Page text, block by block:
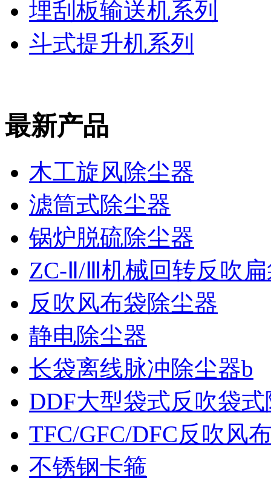
埋刮板输送机系列
斗式提升机系列
最新产品
木工旋风除尘器
滤筒式除尘器
锅炉脱硫除尘器
ZC-Ⅱ/Ⅲ机械回转反吹
反吹风布袋除尘器
静电除尘器
长袋离线脉冲除尘器b
DDF大型袋式反吹袋
TFC/GFC/DFC反吹风
不锈钢卡箍